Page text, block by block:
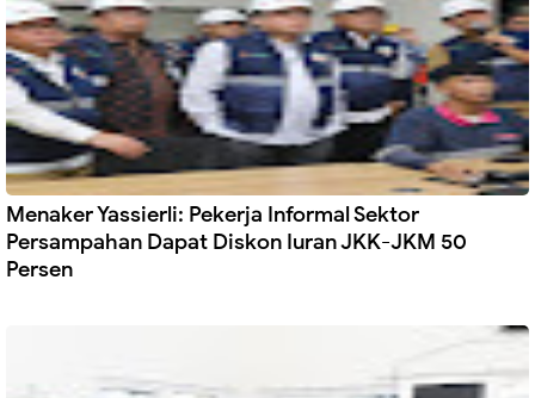
Menaker Yassierli: Pekerja Informal Sektor
Persampahan Dapat Diskon Iuran JKK-JKM 50
Persen